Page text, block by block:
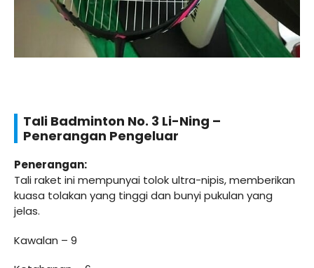
Tali Badminton No. 3 Li-Ning –
Penerangan Pengeluar
Penerangan:
Tali raket ini mempunyai tolok ultra-nipis, memberikan
kuasa tolakan yang tinggi dan bunyi pukulan yang
jelas.
Kawalan – 9